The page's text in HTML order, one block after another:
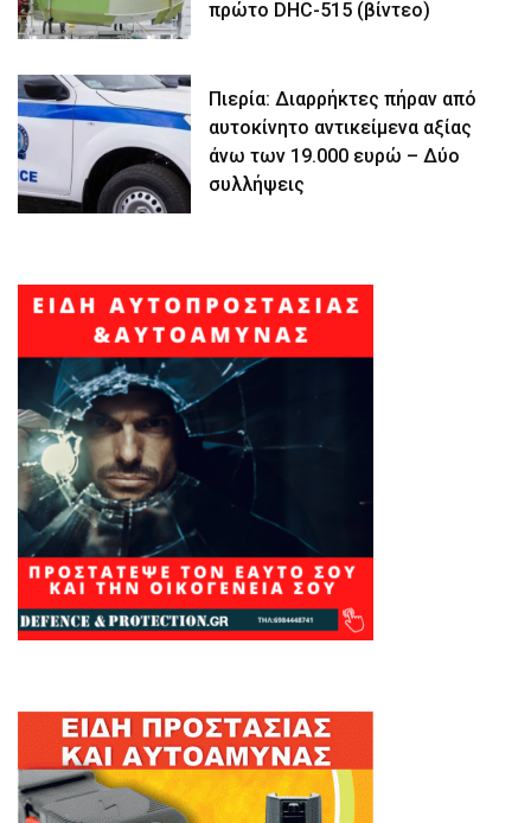
πρώτο DHC-515 (βίντεο)
Πιερία: Διαρρήκτες πήραν από
αυτοκίνητο αντικείμενα αξίας
άνω των 19.000 ευρώ – Δύο
συλλήψεις